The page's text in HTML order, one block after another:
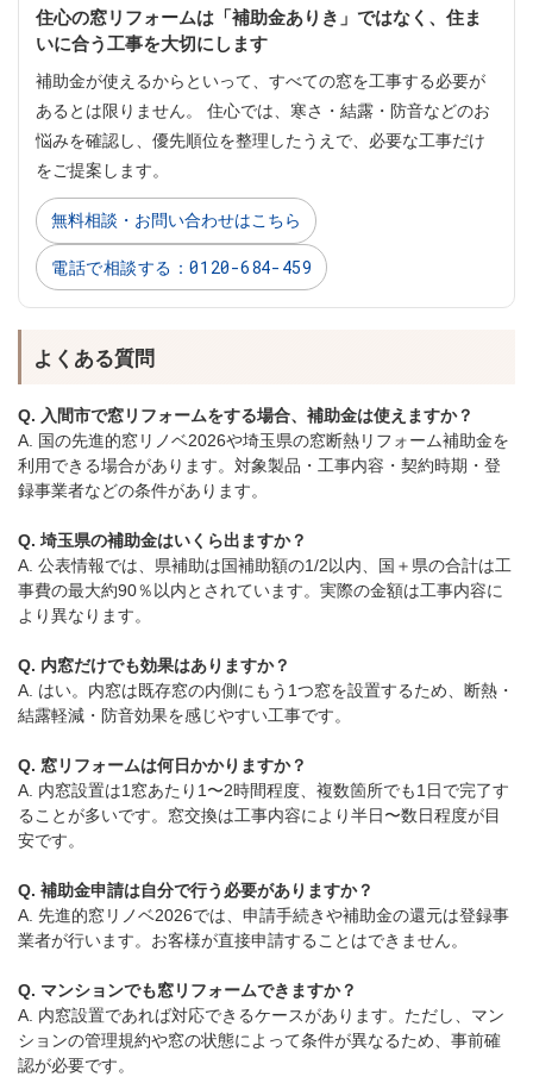
住心の窓リフォームは「補助金ありき」ではなく、住ま
いに合う工事を大切にします
補助金が使えるからといって、すべての窓を工事する必要が
あるとは限りません。 住心では、寒さ・結露・防音などのお
悩みを確認し、優先順位を整理したうえで、必要な工事だけ
をご提案します。
無料相談・お問い合わせはこちら
電話で相談する：0120-684-459
よくある質問
Q. 入間市で窓リフォームをする場合、補助金は使えますか？
A. 国の先進的窓リノベ2026や埼玉県の窓断熱リフォーム補助金を
利用できる場合があります。対象製品・工事内容・契約時期・登
録事業者などの条件があります。
Q. 埼玉県の補助金はいくら出ますか？
A. 公表情報では、県補助は国補助額の1/2以内、国＋県の合計は工
事費の最大約90％以内とされています。実際の金額は工事内容に
より異なります。
Q. 内窓だけでも効果はありますか？
A. はい。内窓は既存窓の内側にもう1つ窓を設置するため、断熱・
結露軽減・防音効果を感じやすい工事です。
Q. 窓リフォームは何日かかりますか？
A. 内窓設置は1窓あたり1〜2時間程度、複数箇所でも1日で完了す
ることが多いです。窓交換は工事内容により半日〜数日程度が目
安です。
Q. 補助金申請は自分で行う必要がありますか？
A. 先進的窓リノベ2026では、申請手続きや補助金の還元は登録事
業者が行います。お客様が直接申請することはできません。
Q. マンションでも窓リフォームできますか？
A. 内窓設置であれば対応できるケースがあります。ただし、マン
ションの管理規約や窓の状態によって条件が異なるため、事前確
認が必要です。